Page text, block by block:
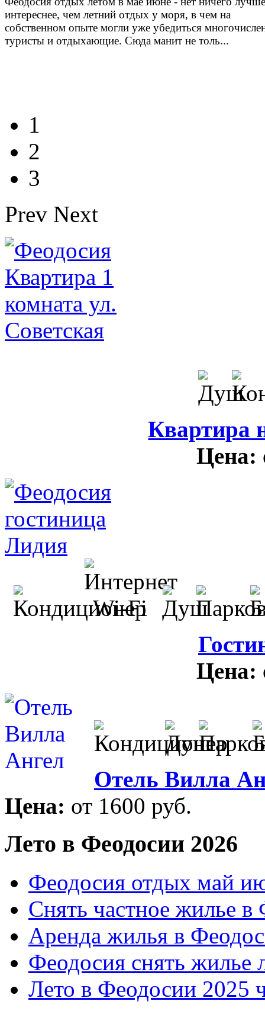
интереснее, чем летний отдых у моря, в чем на
собственном опыте могли уже убедиться
туристы и отдыхающие. Сюда манит не толь...
1
2
3
Prev Next
Квартира
Цена:
Цена:
Отель Вилла
Цена: от 1600 руб.
Лето в Феодосии 2026
Феодосия отдых май
Снять частное жилье
Аренда жилья в
Феодосия снять жилье
Лето в Феодосии 2025